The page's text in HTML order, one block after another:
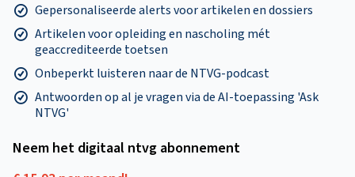
Gepersonaliseerde alerts voor artikelen en dossiers
Artikelen voor opleiding en nascholing mét
geaccrediteerde toetsen
Onbeperkt luisteren naar de NTVG-podcast
Antwoorden op al je vragen via de AI-toepassing 'Ask
NTVG'
Neem het digitaal ntvg abonnement